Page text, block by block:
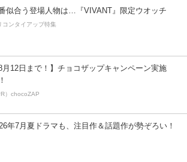
似合う登場人物は…『VIVANT』限定ウオッチ
コンタイアップ特集
8月12日まで！】チョコザップキャンペーン実施
）chocoZAP
年7月夏ドラマも、注目作＆話題作が勢ぞろい！